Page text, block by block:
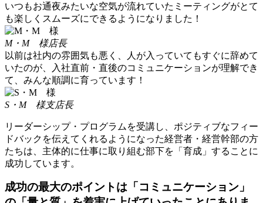
いつもお通夜みたいな空気が流れていたミーティングがとて
も楽しくスムーズにできるようになりました！
M・M 様店長
以前は社内の雰囲気も悪く、人が入っていてもすぐに辞めて
いたのが、入社直前・直後のコミュニケーションが理解でき
て、みんな順調に育っています！
S・M 様支店長
リーダーシップ・プログラムを受講し、ポジティブなフィー
ドバックを伝えてくれるようになった経営者・経営幹部の方
たちは、主体的に仕事に取り組む部下を「育成」することに
成功しています。
成功の最大のポイントは「コミュニケーション」